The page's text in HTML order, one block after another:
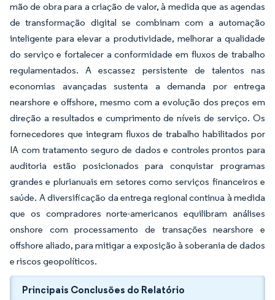
mão de obra para a criação de valor, à medida que as agendas
de transformação digital se combinam com a automação
inteligente para elevar a produtividade, melhorar a qualidade
do serviço e fortalecer a conformidade em fluxos de trabalho
regulamentados. A escassez persistente de talentos nas
economias avançadas sustenta a demanda por entrega
nearshore e offshore, mesmo com a evolução dos preços em
direção a resultados e cumprimento de níveis de serviço. Os
fornecedores que integram fluxos de trabalho habilitados por
IA com tratamento seguro de dados e controles prontos para
auditoria estão posicionados para conquistar programas
grandes e plurianuais em setores como serviços financeiros e
saúde. A diversificação da entrega regional continua à medida
que os compradores norte-americanos equilibram análises
onshore com processamento de transações nearshore e
offshore aliado, para mitigar a exposição à soberania de dados
e riscos geopolíticos.
Principais Conclusões do Relatório